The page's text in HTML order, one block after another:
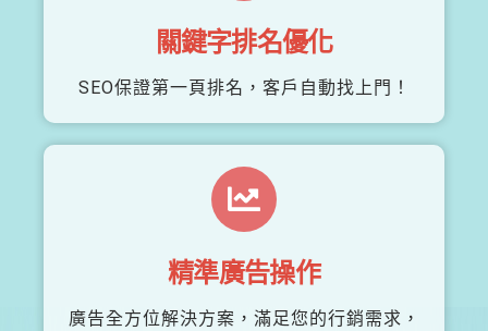
關鍵字排名優化
SEO保證第一頁排名，客戶自動找上門！
精準廣告操作
廣告全方位解決方案，滿足您的行銷需求，